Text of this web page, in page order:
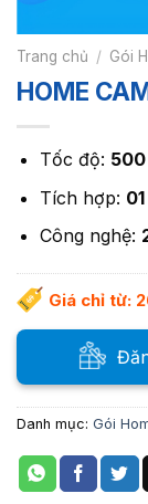
Trang chủ / Gói
HOME
Tốc độ:
Tích hợp:
Công nghệ:
Giá chỉ từ:
Danh mục: Gói